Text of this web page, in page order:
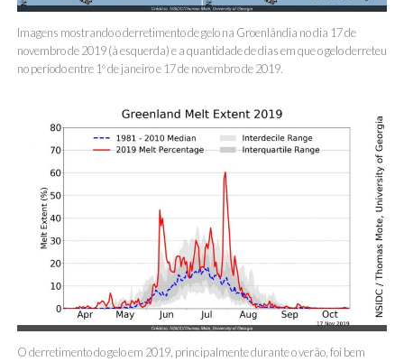
Imagens mostrando o derretimento de gelo na Groenlândia no dia 17 de
novembro de 2019 (à esquerda) e a quantidade de dias em que o gelo derreteu
no período entre 1º de janeiro e 17 de novembro de 2019.
O derretimento do gelo em 2019, principalmente durante o verão, foi bem